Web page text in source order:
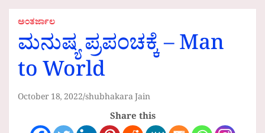
ಅಂತರ್ಜಾಲ
ಮನುಷ್ಯ ಪ್ರಪಂಚಕ್ಕೆ – Man
to World
October 18, 2022 shubhakara Jain
Share this